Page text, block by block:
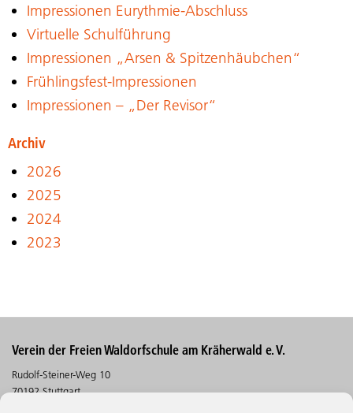
Impressionen Eurythmie-Abschluss
Virtuelle Schulführung
Impressionen „Arsen & Spitzenhäubchen“
Frühlingsfest-Impressionen
Impressionen – „Der Revisor“
Archiv
2026
2025
2024
2023
Verein der Freien Waldorfschule am Kräherwald e. V.
Rudolf-Steiner-Weg 10
70192 Stuttgart